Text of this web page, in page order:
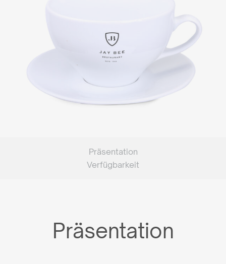
Präsentation
Verfügbarkeit
Präsentation